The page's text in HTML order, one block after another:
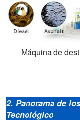
Máquina de
2. Panorama de
Tecnológico